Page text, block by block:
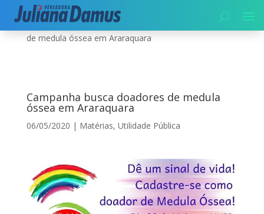
Início|Utilidade Pública|
Campanha busca doadores
de medula óssea em Araraquara
Campanha busca doadores de medula
óssea em Araraquara
06/05/2020 | Matérias, Utilidade Pública